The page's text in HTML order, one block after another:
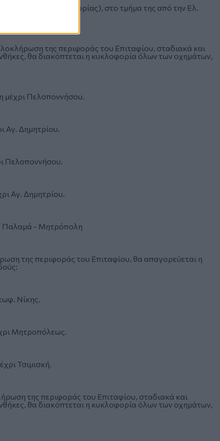
της κυκλοφορίας), στο τμήμα της από την Ελ.
της περιφοράς του Επιταφίου, σταδιακά και
θα διακόπτεται η κυκλοφορία όλων των οχημάτων,
μέχρι Πελοποννήσου.
Αγ. Δημητρίου.
Πελοποννήσου.
Αγ. Δημητρίου.
Παλαμά - Μητρόπολη
της περιφοράς του Επιταφίου, θα απαγορεύεται η
Νίκης.
Μητροπόλεως.
Τσιμισκή.
της περιφοράς του Επιταφίου, σταδιακά και
θα διακόπτεται η κυκλοφορία όλων των οχημάτων,